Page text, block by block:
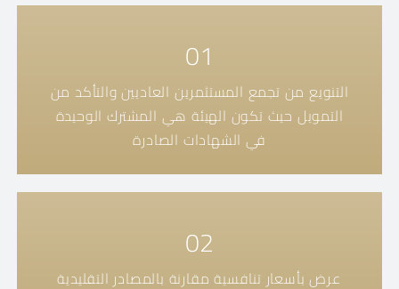
01
التنويع من تجمع المستثمرين العاديين والتأكد من
التمويل حيث تكون الهيئة هي المشترك الوحيدة
في الشهادات الصادرة
02
عرض بأسعار تنافسية مقارنة بالمصادر التقليدية